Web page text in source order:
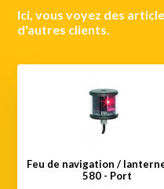
Ici, vous voyez des
d'autres clients.
Feu de navigation /
580 - Port